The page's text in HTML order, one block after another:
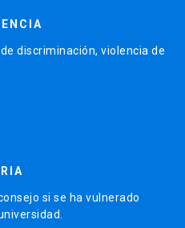
discriminación, violencia de
si se ha vulnerado